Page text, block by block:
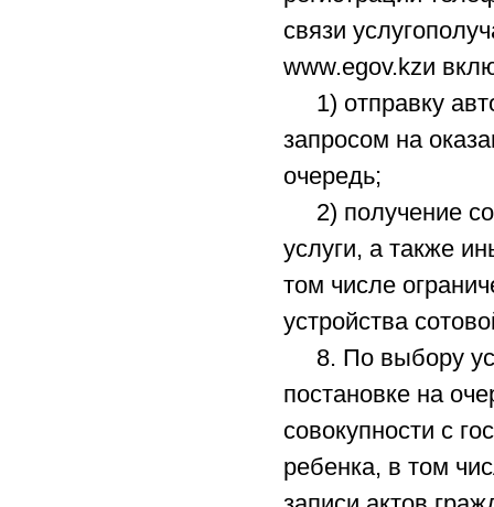
связи
www.egov.kzи
1) отправку
запросом на
очередь;
2) получение
услуги, а также
том числе
устройства
8. По выбору
постановке на
совокупности с
ребенка, в том